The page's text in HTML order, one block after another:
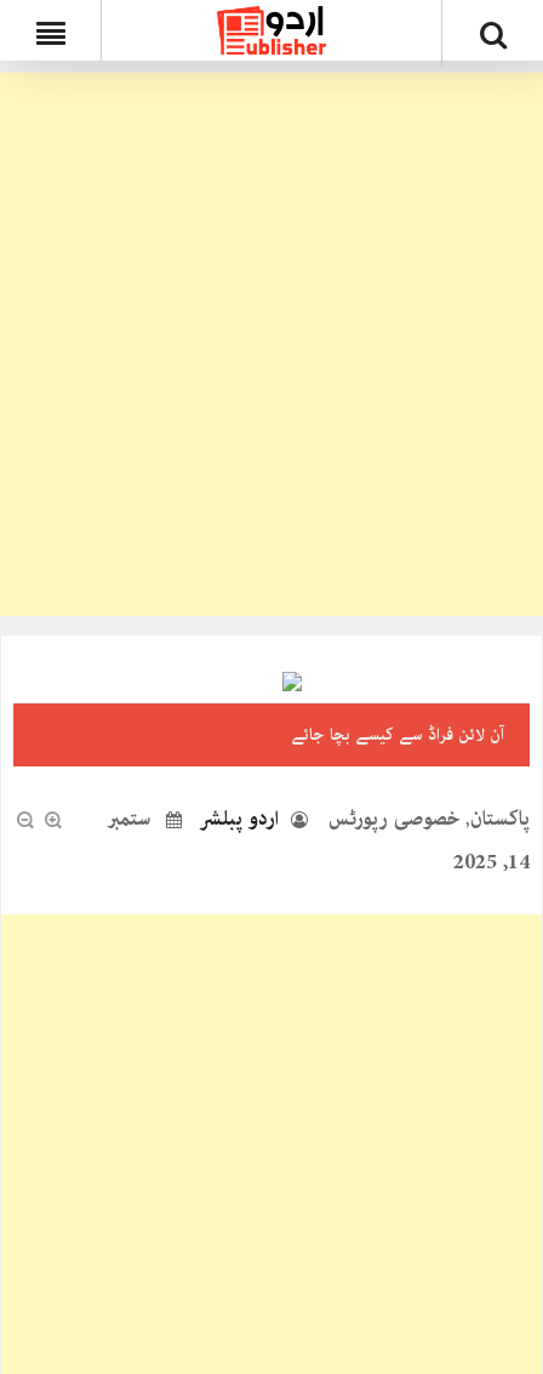
آن لائن فراڈ سے کیسے بچا جائے
پاکستان, خصوصی رپورٹس اردو پبلشر
ستمبر
14, 2025